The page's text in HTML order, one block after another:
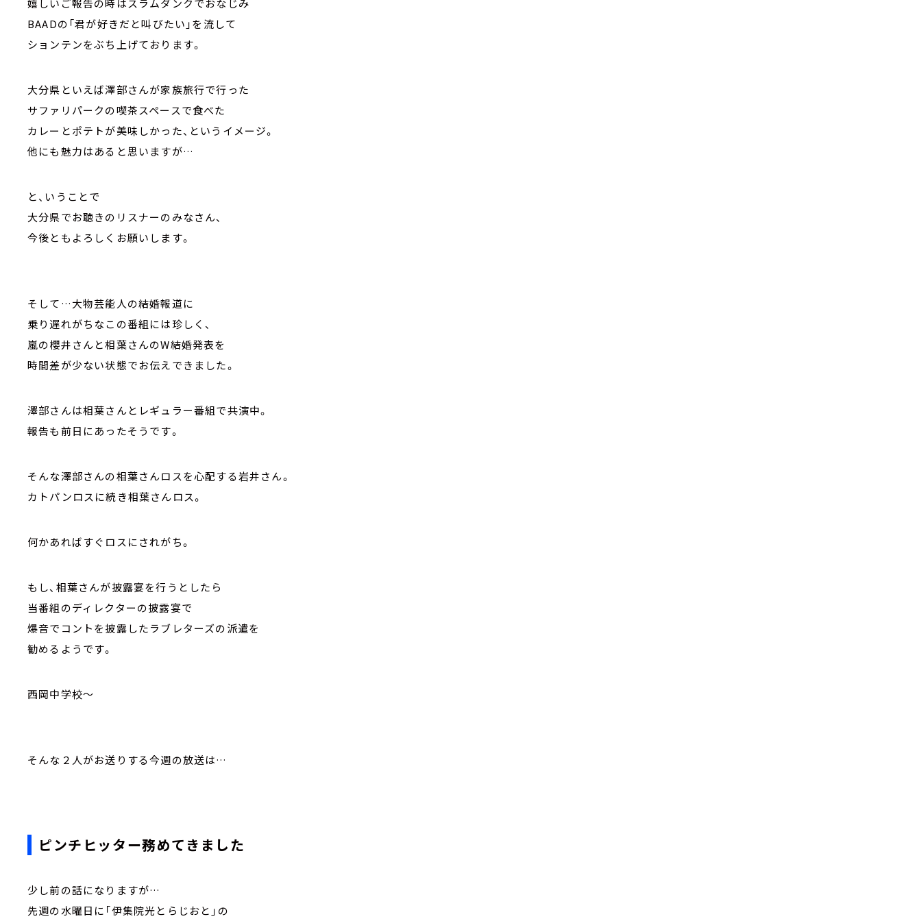
BAADの「君が好きだと叫びたい」を流して
ションテンをぶち上げております。
大分県といえば澤部さんが家族旅行で行った
サファリパークの喫茶スペースで食べた
カレーとポテトが美味しかった、というイメージ。
他にも魅力はあると思いますが…
と、いうことで
大分県でお聴きのリスナーのみなさん、
今後ともよろしくお願いします。
そして…大物芸能人の結婚報道に
乗り遅れがちなこの番組には珍しく、
嵐の櫻井さんと相葉さんのW結婚発表を
時間差が少ない状態でお伝えできました。
澤部さんは相葉さんとレギュラー番組で共演中。
報告も前日にあったそうです。
そんな澤部さんの相葉さんロスを心配する岩井さん。
カトパンロスに続き相葉さんロス。
何かあればすぐロスにされがち。
もし、相葉さんが披露宴を行うとしたら
当番組のディレクターの披露宴で
爆音でコントを披露したラブレターズの派遣を
勧めるようです。
西岡中学校～
そんな２人がお送りする今週の放送は…
ピンチヒッター務めてきました
少し前の話になりますが…
先週の水曜日に「伊集院光とらじおと」の